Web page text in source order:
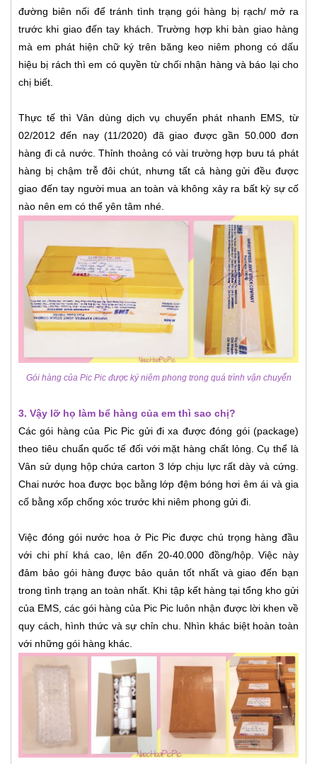
đường biên nối để tránh tình trạng gói hàng bị rạch/ mở ra
trước khi giao đến tay khách. Trường hợp khi bàn giao hàng
mà em phát hiện chữ ký trên băng keo niêm phong có dấu
hiệu bị rách thì em có quyền từ chối nhận hàng và báo lại cho
chị biết.
Thực tế thì Vân dùng dịch vụ chuyển phát nhanh EMS, từ
02/2012 đến nay (11/2020) đã giao được gần 50.000 đơn
hàng đi cả nước. Thỉnh thoảng có vài trường hợp bưu tá phát
hàng bị chậm trễ đôi chút, nhưng tất cả hàng gửi đều được
giao đến tay người mua an toàn và không xảy ra bất kỳ sự cố
nào nên em có thể yên tâm nhé.
Gói hàng của Pic Pic được ký niêm phong trong quá trình vận chuyển
3. Vậy lỡ họ làm bể hàng của em thì sao chị?
Các gói hàng của Pic Pic gửi đi xa được đóng gói (package)
theo tiêu chuẩn quốc tế đối với mặt hàng chất lỏng. Cụ thể là
Vân sử dụng hộp chứa carton 3 lớp chịu lực rất dày và cứng.
Chai nước hoa được bọc bằng lớp đệm bóng hơi êm ái và gia
cố bằng xốp chống xóc trước khi niêm phong gửi đi.
Việc đóng gói nước hoa ở Pic Pic được chú trọng hàng đầu
với chi phí khá cao, lên đến 20-40.000 đồng/hộp. Việc này
đảm bảo gói hàng được bảo quản tốt nhất và giao đến bạn
trong tình trạng an toàn nhất. Khi tập kết hàng tại tổng kho gửi
của EMS, các gói hàng của Pic Pic luôn nhận được lời khen về
quy cách, hình thức và sự chỉn chu. Nhìn khác biệt hoàn toàn
với những gói hàng khác.